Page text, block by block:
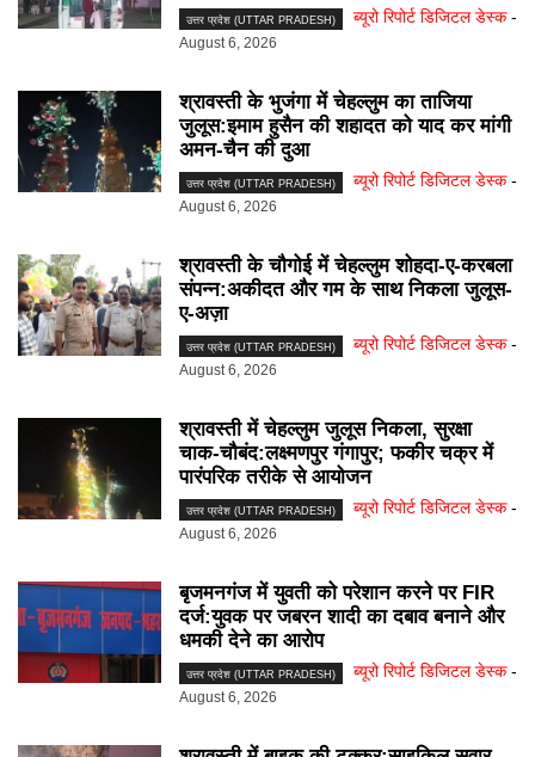
उत्तर प्रदेश (UTTAR PRADESH) ब्यूरो रिपोर्ट डिजिटल डेस्क -
August 6, 2026
श्रावस्ती के भुजंगा में चेहल्लुम का ताजिया
जुलूस:इमाम हुसैन की शहादत को याद कर मांगी
अमन-चैन की दुआ
उत्तर प्रदेश (UTTAR PRADESH) ब्यूरो रिपोर्ट डिजिटल डेस्क -
August 6, 2026
श्रावस्ती के चौगोई में चेहल्लुम शोहदा-ए-करबला
संपन्न:अकीदत और गम के साथ निकला जुलूस-
ए-अज़ा
उत्तर प्रदेश (UTTAR PRADESH) ब्यूरो रिपोर्ट डिजिटल डेस्क -
August 6, 2026
श्रावस्ती में चेहल्लुम जुलूस निकला, सुरक्षा
चाक-चौबंद:लक्ष्मणपुर गंगापुर; फकीर चक्र में
पारंपरिक तरीके से आयोजन
उत्तर प्रदेश (UTTAR PRADESH) ब्यूरो रिपोर्ट डिजिटल डेस्क -
August 6, 2026
बृजमनगंज में युवती को परेशान करने पर FIR
दर्ज:युवक पर जबरन शादी का दबाव बनाने और
धमकी देने का आरोप
उत्तर प्रदेश (UTTAR PRADESH) ब्यूरो रिपोर्ट डिजिटल डेस्क -
August 6, 2026